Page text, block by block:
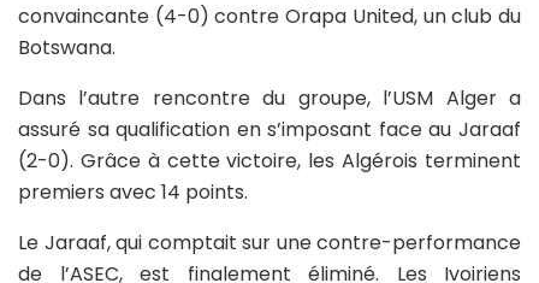
convaincante (4-0) contre Orapa United, un club du
Botswana.
Dans l’autre rencontre du groupe, l’USM Alger a
assuré sa qualification en s’imposant face au Jaraaf
(2-0). Grâce à cette victoire, les Algérois terminent
premiers avec 14 points.
Le Jaraaf, qui comptait sur une contre-performance
de l’ASEC, est finalement éliminé. Les Ivoiriens